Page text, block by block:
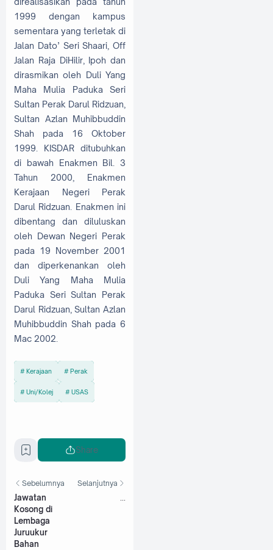
1999 dengan kampus
sementara yang terletak di
Jalan Dato’ Seri Shaari, Off
Jalan Raja DiHilir, Ipoh dan
dirasmikan oleh Duli Yang
Maha Mulia Paduka Seri
Sultan Perak Darul Ridzuan,
Sultan Azlan Muhibbuddin
Shah pada 16 Oktober
1999. KISDAR ditubuhkan
di bawah Enakmen Bil. 3
Tahun 2000, Enakmen
Kerajaan Negeri Perak
Darul Ridzuan. Enakmen ini
dibentang dan diluluskan
oleh Dewan Negeri Perak
pada 19 November 2001
dan diperkenankan oleh
Duli Yang Maha Mulia
Paduka Seri Sultan Perak
Darul Ridzuan, Sultan Azlan
Muhibbuddin Shah pada 6
Mac 2002.
Kerajaan Perak
Uni/Kolej USAS
Share
Sebelumnya
Jawatan
Kosong di
Lembaga
Juruukur
Bahan
Selanjutnya
...